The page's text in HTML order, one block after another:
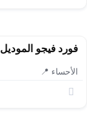
فورد فيجو الموديل 2020
الأحساء 📍